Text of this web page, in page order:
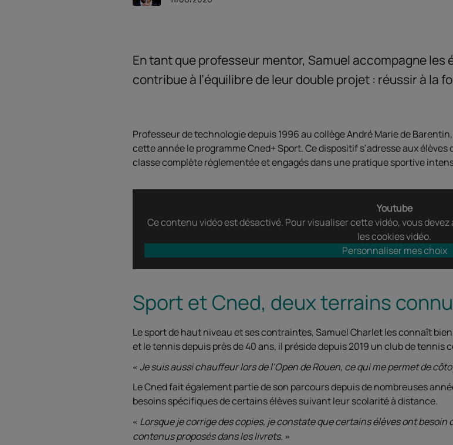
En tant que professeur mentor, Samuel accompagne
contribue à l’équilibre de leur double projet : réussir à la
Professeur de technologie depuis 1996 au collège André Marie de
cette année le programme Cned+ Sport. Ce dispositif s’adresse aux
classe complète réglementée et engagés dans une pratique sportive
Youtube
Ce contenu vidéo est désactivé. Pour visualiser cette vidéo, vous
les cookies vidéo.
Personnaliser mes choix
Sport et Cned, deux terrains
Le sport de haut niveau et ses contraintes, Samuel Charlet les connaît
et le tennis depuis près de 40 ans, il préside depuis 2019 un club de tennis
Je suis aussi chauffeur lors de l’Open de Rouen, ce qui me permet de
Le Cned fait également partie de son parcours depuis de nombreuses
besoins spécifiques de certains élèves suivant leur scolarité à distance.
Lorsque je corrige des copies, je constate que certains élèves ont
contenus proposés dans les livrets.